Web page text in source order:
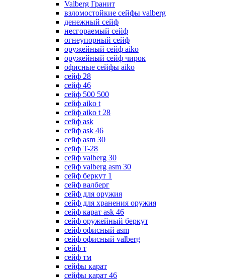
Valberg Гранит
взломостойкие сейфы valberg
денежный сейф
несгораемый сейф
огнеупорный сейф
оружейный сейф aiko
оружейный сейф чирок
офисные сейфы aiko
сейф 28
сейф 46
сейф 500 500
сейф aiko t
сейф aiko t 28
сейф ask
сейф ask 46
сейф asm 30
сейф T-28
сейф valberg 30
сейф valberg asm 30
сейф беркут 1
сейф валберг
сейф для оружия
сейф для хранения оружия
сейф карат ask 46
сейф оружейный беркут
сейф офисный asm
сейф офисный valberg
сейф т
сейф тм
сейфы карат
сейфы карат 46